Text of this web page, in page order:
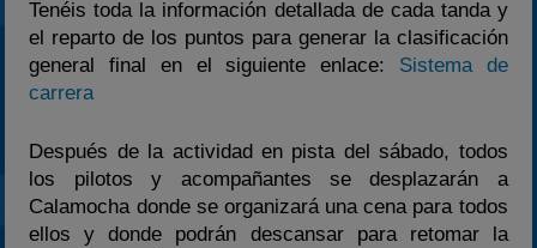
Tenéis toda la información detallada de cada tanda y
el reparto de los puntos para generar la clasificación
general final en el siguiente enlace: Sistema de
carrera
Después de la actividad en pista del sábado, todos
los pilotos y acompañantes se desplazarán a
Calamocha donde se organizará una cena para todos
ellos y donde podrán descansar para retomar la